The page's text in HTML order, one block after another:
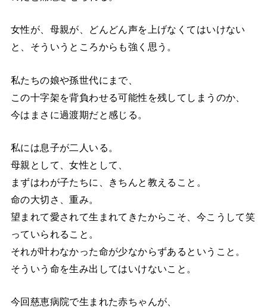
女性が、母親が、どんどん声を上げなくてはいけない
と、そういうところからも強く思う。
私たちの娘や孫世代にまで、
この十字架を背負わせる可能性を残してしまうのか、
今はまさに過渡期だと感じる。
私には息子が二人いる。
母親として、女性として、
まずはわが子たちに、きちんと教えること。
命の大切さ、重み。
望まれて愛されて生まれてきたからこそ、今こうして笑
っていられること。
それが叶わなかった命が少なからずあるということ。
そういう命を生み出してはいけないこと。
今回慈恵病院で生まれた赤ちゃんが、